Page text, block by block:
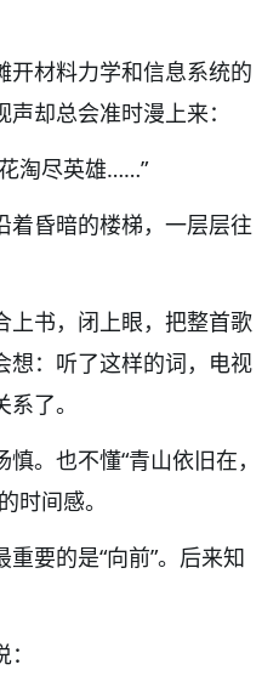
开材料力学和信息系统的
却总会准时漫上来：
淘尽英雄……”
着昏暗的楼梯，一层层往
上书，闭上眼，把整首歌
想：听了这样的词，电视
了。
。 也不懂“青山依旧在，
时间感。
重要的是“向前”。 后来知